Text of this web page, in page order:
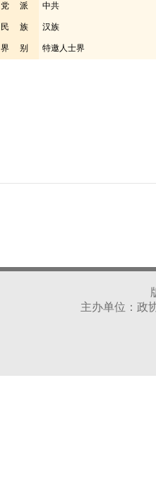
党 派 中共
民 族 汉族
界 别 特邀人士界
主办单位：